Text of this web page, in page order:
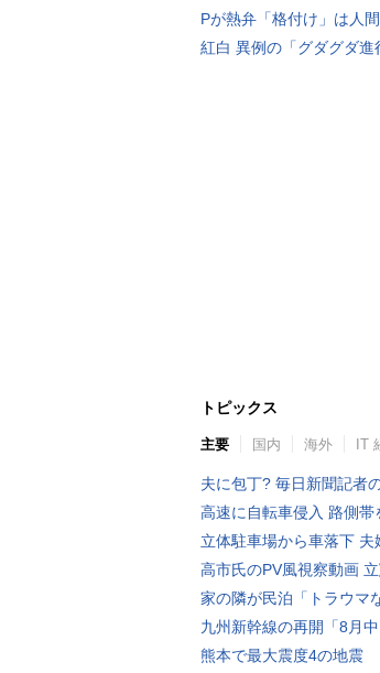
Pが熱弁「格付け」は人
紅白 異例の「グダグダ進
トピックス
主要 国内 海外 IT
夫に包丁? 毎日新聞記者
高速に自転車侵入 路側帯
立体駐車場から車落下 夫
高市氏のPV風視察動画
家の隣が民泊「トラウマ
九州新幹線の再開「8月
熊本で最大震度4の地震